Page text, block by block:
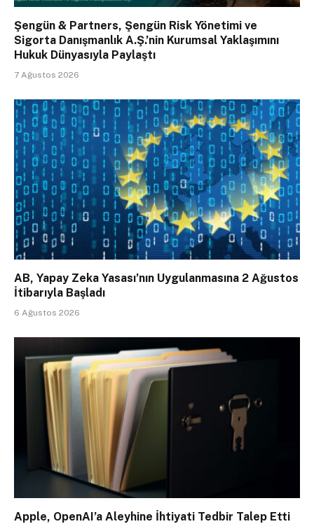
Şengün & Partners, Şengün Risk Yönetimi ve
Sigorta Danışmanlık A.Ş.’nin Kurumsal Yaklaşımını
Hukuk Dünyasıyla Paylaştı
7 Ağustos 2026
AB, Yapay Zeka Yasası’nın Uygulanmasına 2 Ağustos
İtibarıyla Başladı
6 Ağustos 2026
Apple, OpenAI’a Aleyhine İhtiyati Tedbir Talep Etti